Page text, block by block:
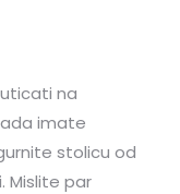
na
imate
stolicu od
Mislite par